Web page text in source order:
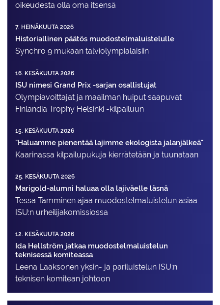
oikeudesta olla oma itsensä
7. HEINÄKUUTA 2026
Historiallinen päätös muodostelmaluistelulle
Synchro 9 mukaan talviolympialaisiin
16. KESÄKUUTA 2026
ISU nimesi Grand Prix -sarjan osallistujat
Olympiavoittajat ja maailman huiput saapuvat
Finlandia Trophy Helsinki -kilpailuun
15. KESÄKUUTA 2026
"Haluamme pienentää lajimme ekologista jalanjälkeä"
Kaarinassa kilpailupukuja kierrätetään ja tuunataan
25. KESÄKUUTA 2026
Marigold-alumni haluaa olla lajiväelle läsnä
Tessa Tamminen ajaa muodostelma­luistelun asiaa
ISU:n urheilija­komissiossa
12. KESÄKUUTA 2026
Ida Hellström jatkaa muodostelmaluistelun
teknisessä komiteassa
Leena Laaksonen yksin- ja pariluistelun ISU:n
teknisen komitean johtoon